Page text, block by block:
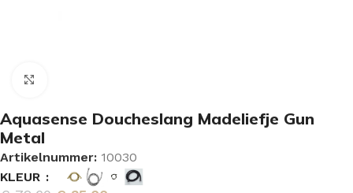
Aquasense Doucheslang Madeliefje Gun
Metal
Artikelnummer: 10030
KLEUR